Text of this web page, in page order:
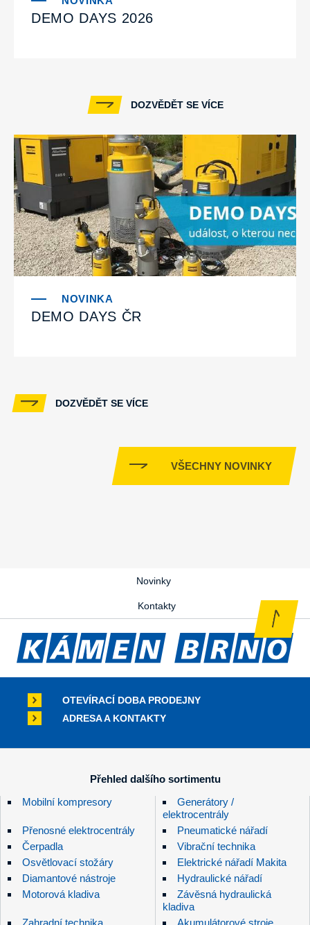
DEMO DAYS 2026
DOZVĚDĚT SE VÍCE
DEMO DAYS ČR
DOZVĚDĚT SE VÍCE
VŠECHNY NOVINKY
Novinky
Kontakty
OTEVÍRACÍ DOBA PRODEJNY
ADRESA A KONTAKTY
Přehled dalšího sortimentu
Mobilní kompresory
Generátory /
elektrocentrály
Přenosné elektrocentrály
Pneumatické nářadí
Čerpadla
Vibrační technika
Osvětlovací stožáry
Elektrické nářadí Makita
Diamantové nástroje
Hydraulické nářadí
Motorová kladiva
Závěsná hydraulická
kladiva
Zahradní technika
Akumulátorové stroje